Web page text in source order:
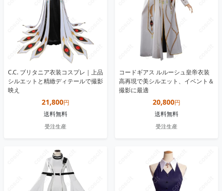
C.C. ブリタニア衣装コスプレ｜上品
シルエットと精緻ディテールで撮影
映え
21,800円
送料無料
受注生産
コードギアス ルルーシュ皇帝衣装
高再現で美シルエット、イベント＆
撮影に最適
20,800円
送料無料
受注生産